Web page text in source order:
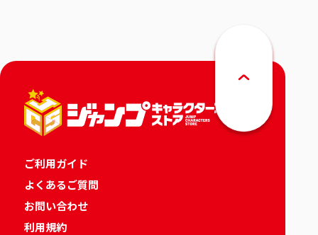
ご利用ガイド
よくあるご質問
お問い合わせ
利用規約